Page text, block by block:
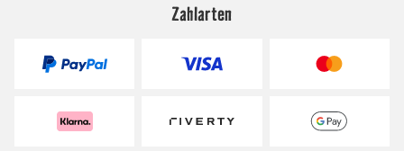
Zahlarten